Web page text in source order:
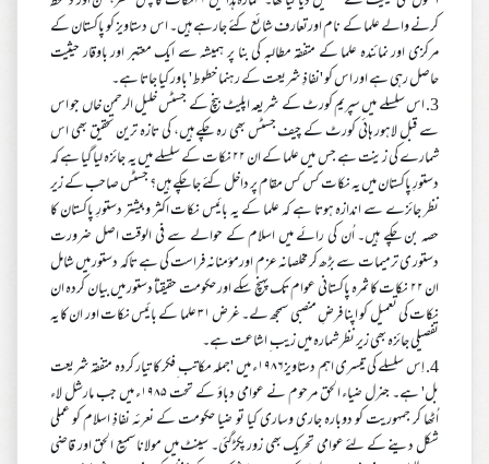
کرنے والے علما کے نام اورتعارف شائع کئے جارہے ہیں۔ اس دستاویز کو پاکستان کے
مرکزی اور نمائندہ علما کے متفقہ مطالبہ کی بنا پر ہمیشہ سے ایک معتبر اور باوقار حیثیت
حاصل رہی ہے اور اس کو 'نفاذِ شریعت کے رہنما خطوط' باور کیا جاتا ہے۔
3. اس سلسلے میں سپریم کورٹ کے شریعہ اپلیٹ بنچ کے جسٹس خلیل الرحمن خاں جو اس
سے قبل لاہور ہائی کورٹ کے چیف جسٹس بھی رہ چکے ہیں، کی تازہ ترین تحقیق بھی اس
شمارے کی زینت ہے جس میں علما کے ان ۲۲ نکات کے سلسلے میں یہ جائزہ لیا گیا ہے کہ
دستورِ پاکستان میں یہ نکات کس کس مقام پر داخل کئے جا چکے ہیں؟ جسٹس صاحب کے زیر
نظر جائزے سے اندازہ ہوتا ہے کہ علما کے یہ بائیس نکات اکثر وبیشتر دستورِ پاکستان کا
حصہ بن چکے ہیں۔ اُن کی رائے میں اسلام کے حوالے سے فی الوقت اصل ضرورت
دستور ی ترمیمات سے بڑھ کر مخلصانہ عزم اورمؤمنانہ فراست کی ہے تاکہ دستور میں شامل
ان ۲۲ نکات کا ثمرہ پاکستانی عوام تک پہنچ سکے اور حکومت حقیقتاً دستور میں بیان کردہ ان
نکات کی تعمیل کو اپنا فرضِ منصبی سمجھ لے۔ غرض ۳۱ علما کے بائیس نکات اور ان کا یہ
تفصیلی جائزہ بھی زیر نظر شمارہ میں زیب ِ اشاعت ہے۔
4. اِس سلسلے کی تیسری اہم دستاویز۱۹۸۶ء میں 'جملہ مکاتب ِفکر کا تیار کردہ متفقہ شریعت
بل' ہے۔ جنرل ضیاء الحق مرحوم نے عوامی دباؤ کے تحت ۱۹۸۵ء میں جب مارشل لاء
اُٹھا کر جمہوریت کو دوبارہ جاری وساری کیا تو ضیا حکومت کے نعرئہ نفاذِ اسلام کو عملی
شکل دینے کے لئے عوامی تحریک بھی زور پکڑگئی۔ سینٹ میں مولانا سمیع الحق اور قاضی